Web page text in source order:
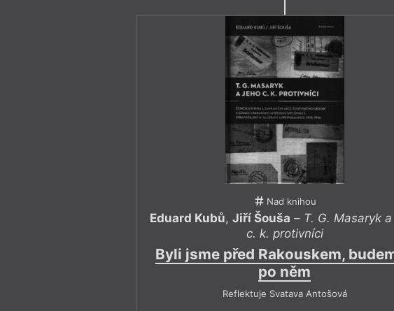
Nad knihou
Eduard Kubů,Jiří Šouša – T. G. Masaryk
c. k. protivníci
Byli jsme před Rakouskem,
po něm
Reflektuje Svatava Antošová